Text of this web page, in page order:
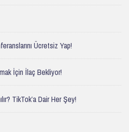
Ücretsiz Yap!
İçin İlaç Bekliyor!
TikTok’a Dair Her Şey!